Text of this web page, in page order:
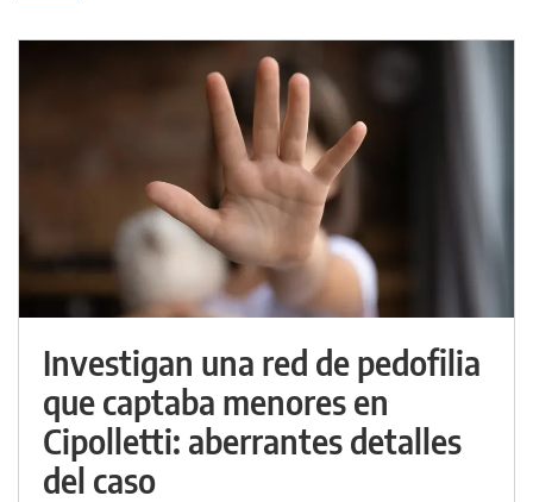
Investigan una red de pedofilia
que captaba menores en
Cipolletti: aberrantes detalles
del caso